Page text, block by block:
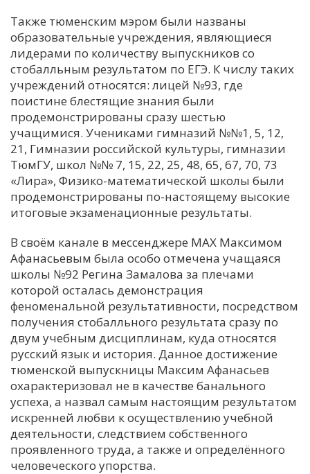
Также тюменским мэром были названы
образовательные учреждения, являющиеся
лидерами по количеству выпускников со
стобалльным результатом по ЕГЭ. К числу таких
учреждений относятся: лицей №93, где
поистине блестящие знания были
продемонстрированы сразу шестью
учащимися. Учениками гимназий №№1, 5, 12,
21, Гимназии российской культуры, гимназии
ТюмГУ, школ №№ 7, 15, 22, 25, 48, 65, 67, 70, 73
«Лира», Физико-математической школы были
продемонстрированы по-настоящему высокие
итоговые экзаменационные результаты.
В своём канале в мессенджере МАХ Максимом
Афанасьевым была особо отмечена учащаяся
школы №92 Регина Замалова за плечами
которой осталась демонстрация
феноменальной результативности, посредством
получения стобалльного результата сразу по
двум учебным дисциплинам, куда относятся
русский язык и история. Данное достижение
тюменской выпускницы Максим Афанасьев
охарактеризовал не в качестве банального
успеха, а назвал самым настоящим результатом
искренней любви к осуществлению учебной
деятельности, следствием собственного
проявленного труда, а также и определённого
человеческого упорства.